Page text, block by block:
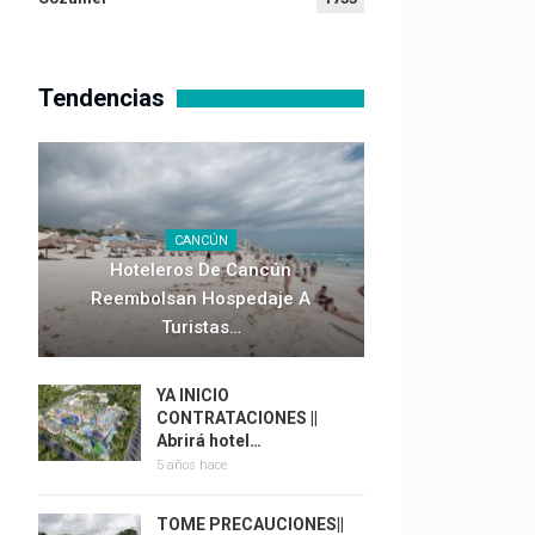
Tendencias
CANCÚN
Hoteleros De Cancún
Reembolsan Hospedaje A
Turistas…
YA INICIO
CONTRATACIONES ||
Abrirá hotel…
5 años hace
TOME PRECAUCIONES||